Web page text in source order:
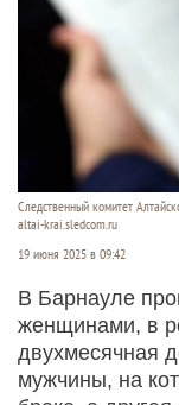
Следственный комитет
altai-krai.sledcom.ru
19 июня 2025 в 09:42
В Барнауле
женщинами, в
двухмесячная
мужчины, на